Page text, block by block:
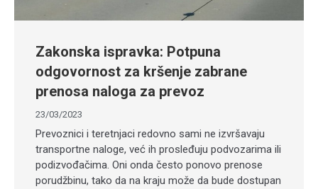
Zakonska ispravka: Potpuna
odgovornost za kršenje zabrane
prenosa naloga za prevoz
23/03/2023
Prevoznici i teretnjaci redovno sami ne izvršavaju
transportne naloge, već ih prosleđuju podvozarima ili
podizvođačima. Oni onda često ponovo prenose
porudžbinu, tako da na kraju može da bude dostupan